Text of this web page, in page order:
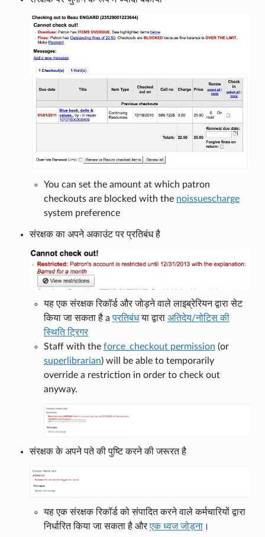
You can set the amount at which patron
checkouts are blocked with the noissuescharge
system preference
संरक्षक का अपने अकाउंट पर प्रतिबंध है
यह एक संरक्षक रिकॉर्ड और जोड़ने वाले लाइब्रेरियन द्वारा सेट
किया जा सकता है aप्रतिबंधया द्वारा अतिदेय/नोटिस की
स्थिति ट्रिगर
Staff with the force_checkout permission (or
superlibrarian) will be able to temporarily
override a restriction in order to check out
anyway.
संरक्षक के अपने पते की पुष्टि करने की जरूरत है
यह एक संरक्षक रिकॉर्ड को संपादित करने वाले कर्मचारियों द्वारा
निर्धारित किया जा सकता है औरएक ध्वज जोड़ना।